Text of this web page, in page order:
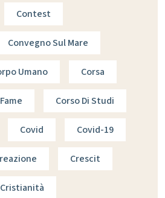
Contest
Convegno Sul Mare
Umano Corsa
Corso Di Studi
Covid Covid-19
Crescit
Cristianità